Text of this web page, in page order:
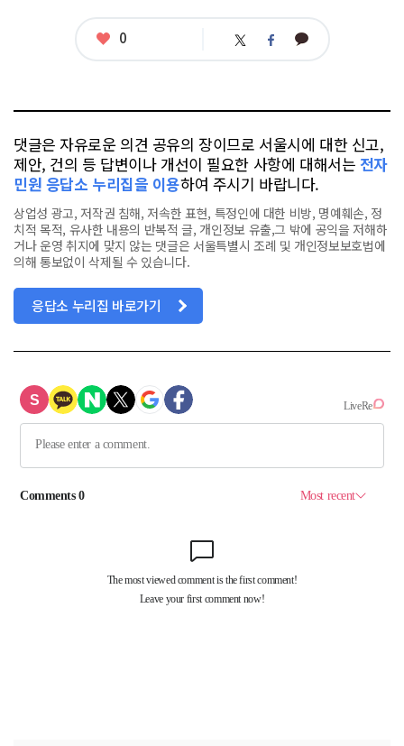
좋
0 트 페 카
댓글은 자유로운 의견 공유의 장이므로 서울시에 대한 신고,
제안, 건의 등 답변이나 개선이 필요한 사항에 대해서는 전자
민원 응답소 누리집을 이용하여 주시기 바랍니다.
상업성 광고, 저작권 침해, 저속한 표현, 특정인에 대한 비방, 명예훼손, 정
치적 목적, 유사한 내용의 반복적 글, 개인정보 유출,그 밖에 공익을 저해하
거나 운영 취지에 맞지 않는 댓글은 서울특별시 조례 및 개인정보보호법에
의해 통보없이 삭제될 수 있습니다.
응답소 누리집 바로가기